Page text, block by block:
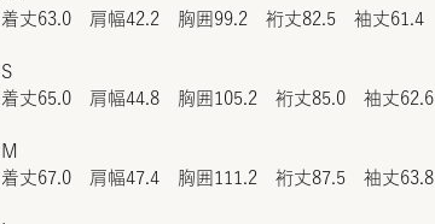
着丈63.0 肩幅42.2 胸囲99.2 裄丈82.5 袖丈61.4
S
着丈65.0 肩幅44.8 胸囲105.2 裄丈85.0 袖丈62.6
M
着丈67.0 肩幅47.4 胸囲111.2 裄丈87.5 袖丈63.8